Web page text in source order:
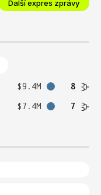
Další expres zprávy
$9.4M
8
$7.4M 7